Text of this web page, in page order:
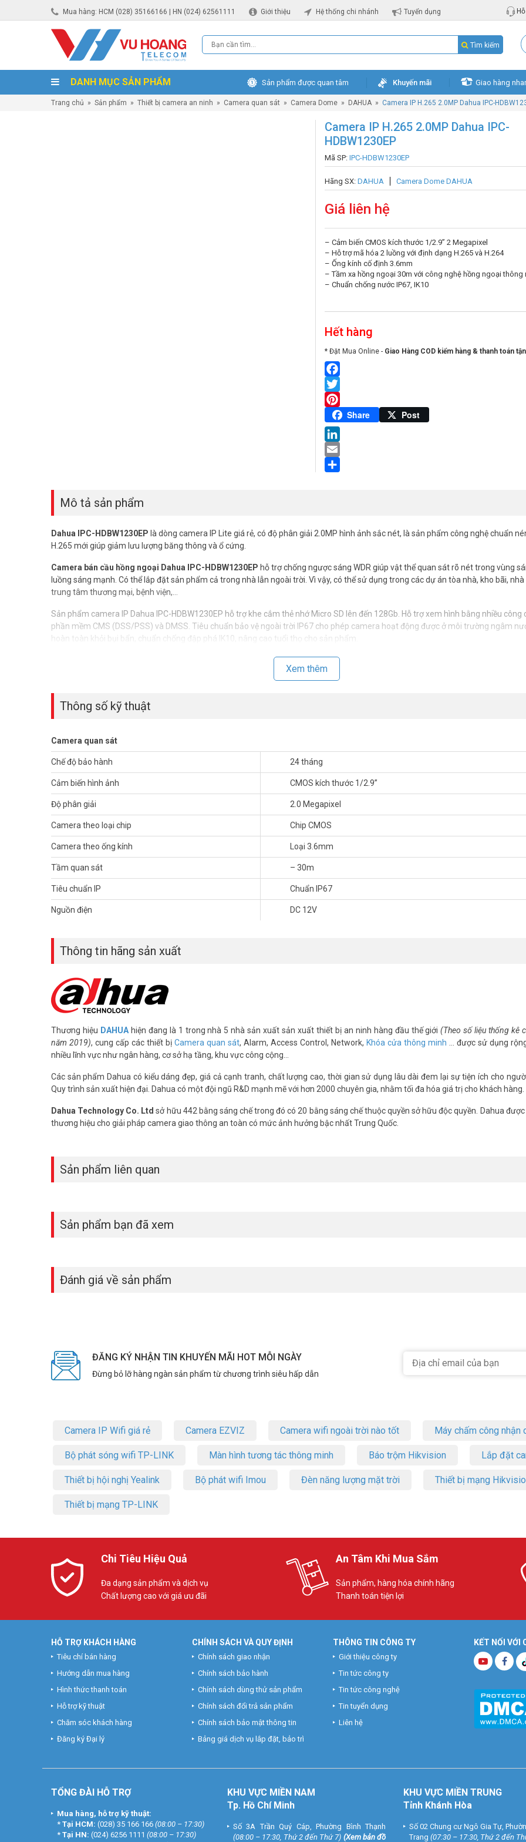
Mua hàng: HCM (028) 35166166 | HN (024) 62561111 Giới thiệu Hệ thống chi nhánh Tuyển dụng Hỗ
Tìm kiếm
DANH MỤC SẢN PHẨM Sản phẩm được quan tâm Khuyến mãi Giao hàng
Trang chủ » Sản phẩm » Thiết bị camera an ninh » Camera quan sát » Camera Dome » DAHUA » Camera IP H.265 2.0MP Dahua IPC-
Camera IP H.265 2.0MP Dahua IPC-
HDBW1230EP
Mã SP: IPC-HDBW1230EP
Hãng SX: DAHUA Camera Dome DAHUA
Giá liên hệ
– Cảm biến CMOS kích thước 1/2.9” 2 Megapixel
– Hỗ trợ mã hóa 2 luồng với định dạng H.265 và H.264
– Ống kính cố định 3.6mm
– Tầm xa hồng ngoại 30m với công nghệ hồng ngoại thông
– Chuẩn chống nước IP67, IK10
Hết hàng
* Đặt Mua Online - Giao Hàng COD kiểm hàng & thanh toán
Facebook
Twitter
Pinterest
Share Post
LinkedIn
Email
Mô tả sản phẩm
Dahua IPC-HDBW1230EP là dòng camera IP Lite giá rẻ, có độ phân giải 2.0MP hình ảnh sắc nét, là sản phẩm công nghệ chuẩn
H.265 mới giúp giảm lưu lượng băng thông và ổ cứng.
Camera bán cầu hồng ngoại Dahua IPC-HDBW1230EP hỗ trợ chống ngược sáng WDR giúp vật thể quan sát rõ nét trong vùng
luồng sáng mạnh. Có thể lắp đặt sản phẩm cả trong nhà lẫn ngoài trời. Vì vậy, có thể sử dụng trong các dự án tòa nhà, kho bãi, nhà
trung tâm thương mại, bệnh viện,…
Sản phẩm camera IP Dahua IPC-HDBW1230EP hỗ trợ khe cắm thẻ nhớ Micro SD lên đến 128Gb. Hỗ trợ xem hình bằng nhiều công
phần mềm CMS (DSS/PSS) và DMSS. Tiêu chuẩn bảo vệ ngoài trời IP67 cho phép camera hoạt động được ở môi trường ngâm
hoàn toàn khỏi bụi bẩn, chuẩn chống đập phá IK10, nâng cao tuổi thọ cho sản phẩm.
Thông số kỹ thuật camera IP 2.0MP Dahua IPC-HDBW1230EP
– Độ phân giải 2.0 Megapixel
– Độ phân giải ghi hình Max 25/30fps@1080P
– Tầm xa hồng ngoại 30m với công nghệ hồng ngoại thông minh
– Chế độ ngày đêm (ICR), Chống ngược sáng DWDR, tự động cân bằng trắng (AWB), tự động bù sáng (AGC), chống ngược
nhiễu (3D-DNR)
– Hỗ trợ xem hình bằng nhiều công cụ: Web, phần mềm CMS (DSS/PSS) và DMSS
– Chuẩn tương thích Onvif 2.4
– Chuẩn chống nước IP67, IK10
– Điện áp DC12V hoặc PoE (802.3af)
– Bảo hành: 24 tháng
– Xuất xứ Trung Quốc
Để cập nhật thông tin giá camera giám sát DAHUA mới nhất, quý khách hàng vui lòng liên hệ HOTLINE 1900 9259 – (028) 35 166
(028) 3962 5555 – (024) 6256 1111 – (024) 3273 6666 để được hỗ trợ tốt nhất.
Tham khảo các kênh thông tin khác:
– Youtube:
– Website: https://vuhoangtelecom.vn/
Xem thêm
Thông số kỹ thuật
Camera quan sát
Chế độ bảo hành 24 tháng
Cảm biến hình ảnh CMOS kích thước 1/2.9”
Độ phân giải 2.0 Megapixel
Camera theo loại chip Chip CMOS
Camera theo ống kính Loại 3.6mm
Tầm quan sát – 30m
Tiêu chuẩn IP Chuẩn IP67
Nguồn điện DC 12V
Thông tin hãng sản xuất
Thương hiệu DAHUAhiện đang là 1 trong nhà 5 nhà sản xuất sản xuất thiết bị an ninh hàng đầu thế giới(Theo số liệu thống kê
năm 2019), cung cấp các thiết bị Camera quan sát, Alarm, Access Control, Network, Khóa cửa thông minh … được sử dụng
nhiều lĩnh vực như ngân hàng, cơ sở hạ tầng, khu vực công cộng…
Các sản phẩm Dahua có kiểu dáng đẹp, giá cả cạnh tranh, chất lượng cao, thời gian sử dụng lâu dài đem lại sự tiện ích cho
Quy trình sản xuất hiện đại. Dahua có một đội ngũ R&D mạnh mẽ với hơn 2000 chuyên gia, nhằm tối đa hóa giá trị cho khách hàng.
Dahua Technology Co. Ltd sở hữu 442 bằng sáng chế trong đó có 20 bằng sáng chế thuộc quyền sở hữu độc quyền. Dahua được
thương hiệu cho giải pháp camera giao thông an toàn có mức ảnh hưởng bậc nhất Trung Quốc.
Sản phẩm liên quan
Sản phẩm bạn đã xem
Đánh giá về sản phẩm
ĐĂNG KÝ NHẬN TIN KHUYẾN MÃI HOT MỖI NGÀY
Đừng bỏ lỡ hàng ngàn sản phẩm từ chương trình siêu hấp dẫn
Camera IP Wifi giá rẻ Camera EZVIZ Camera wifi ngoài trời nào tốt Máy chấm công nhận
Bộ phát sóng wifi TP-LINK Màn hình tương tác thông minh Báo trộm Hikvision Lắp đặt
Thiết bị hội nghị Yealink Bộ phát wifi Imou Đèn năng lượng mặt trời Thiết bị mạng
Thiết bị mạng TP-LINK
Chi Tiêu Hiệu Quả
Đa dạng sản phẩm và dịch vụ
Chất lượng cao với giá ưu đãi
An Tâm Khi Mua Sắm
Sản phẩm, hàng hóa chính hãng
Thanh toán tiện lợi
KẾT NỐI VỚI
HỖ TRỢ KHÁCH HÀNG
Tiêu chí bán hàng
Hướng dẫn mua hàng
Hình thức thanh toán
Hỗ trợ kỹ thuật
Chăm sóc khách hàng
Đăng ký Đại lý
CHÍNH SÁCH VÀ QUY ĐỊNH
Chính sách giao nhận
Chính sách bảo hành
Chính sách dùng thử sản phẩm
Chính sách đổi trả sản phẩm
Chính sách bảo mật thông tin
Bảng giá dịch vụ lắp đặt, bảo trì
THÔNG TIN CÔNG TY
Giới thiệu công ty
Tin tức công ty
Tin tức công nghệ
Tin tuyển dụng
Liên hệ
TỔNG ĐÀI HỖ TRỢ
Mua hàng, hỗ trợ kỹ thuật:
* Tại HCM: (028) 35 166 166 (08:00 – 17:30)
* Tại HN: (024) 6256 1111 (08:00 – 17:30)
KHU VỰC MIỀN NAM
Tp. Hồ Chí Minh
Số 3A Trần Quý Cáp, Phường Bình Thạnh
(08:00 – 17:30, Thứ 2 đến Thứ 7) (Xem bản đồ
KHU VỰC MIỀN TRUNG
Tỉnh Khánh Hòa
Số 02 Chung cư Ngô Gia Tự,
Trang (07:30 – 17:30, Thứ 2 đến